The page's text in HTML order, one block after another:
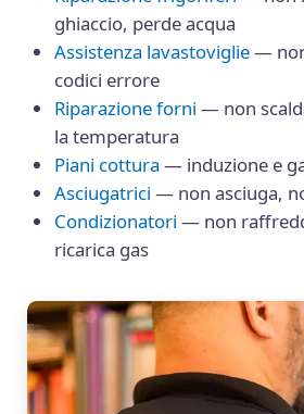
ghiaccio, perde acqua
Assistenza lavastoviglie—
codici errore
Riparazione forni — non
la temperatura
Piani cottura — induzione e
Asciugatrici — non asciuga,
Condizionatori — non
ricarica gas